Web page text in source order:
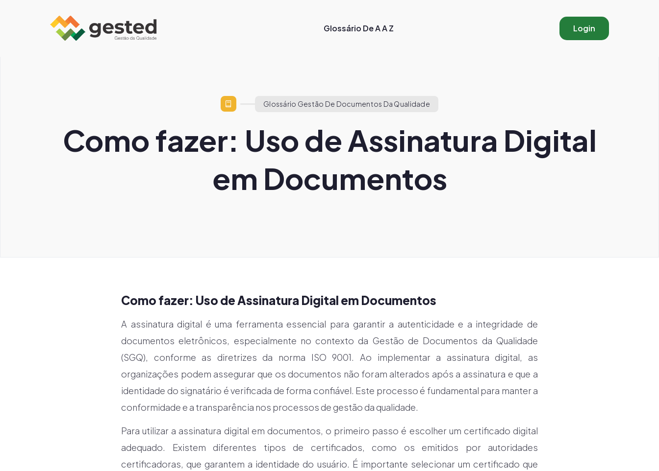
Glossário De A A Z Login
Glossário Gestão De Documentos Da Qualidade
Como fazer: Uso de Assinatura Digital
em Documentos
Como fazer: Uso de Assinatura Digital em Documentos
A assinatura digital é uma ferramenta essencial para garantir a autenticidade e a integridade de
documentos eletrônicos, especialmente no contexto da Gestão de Documentos da Qualidade
(SGQ), conforme as diretrizes da norma ISO 9001. Ao implementar a assinatura digital, as
organizações podem assegurar que os documentos não foram alterados após a assinatura e que a
identidade do signatário é verificada de forma confiável. Este processo é fundamental para manter a
conformidade e a transparência nos processos de gestão da qualidade.
Para utilizar a assinatura digital em documentos, o primeiro passo é escolher um certificado digital
adequado. Existem diferentes tipos de certificados, como os emitidos por autoridades
certificadoras, que garantem a identidade do usuário. É importante selecionar um certificado que